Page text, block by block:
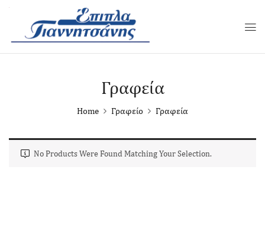
Γραφεία
Home Γραφείο Γραφεία
No Products Were Found Matching Your Selection.